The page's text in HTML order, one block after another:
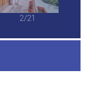
2/21